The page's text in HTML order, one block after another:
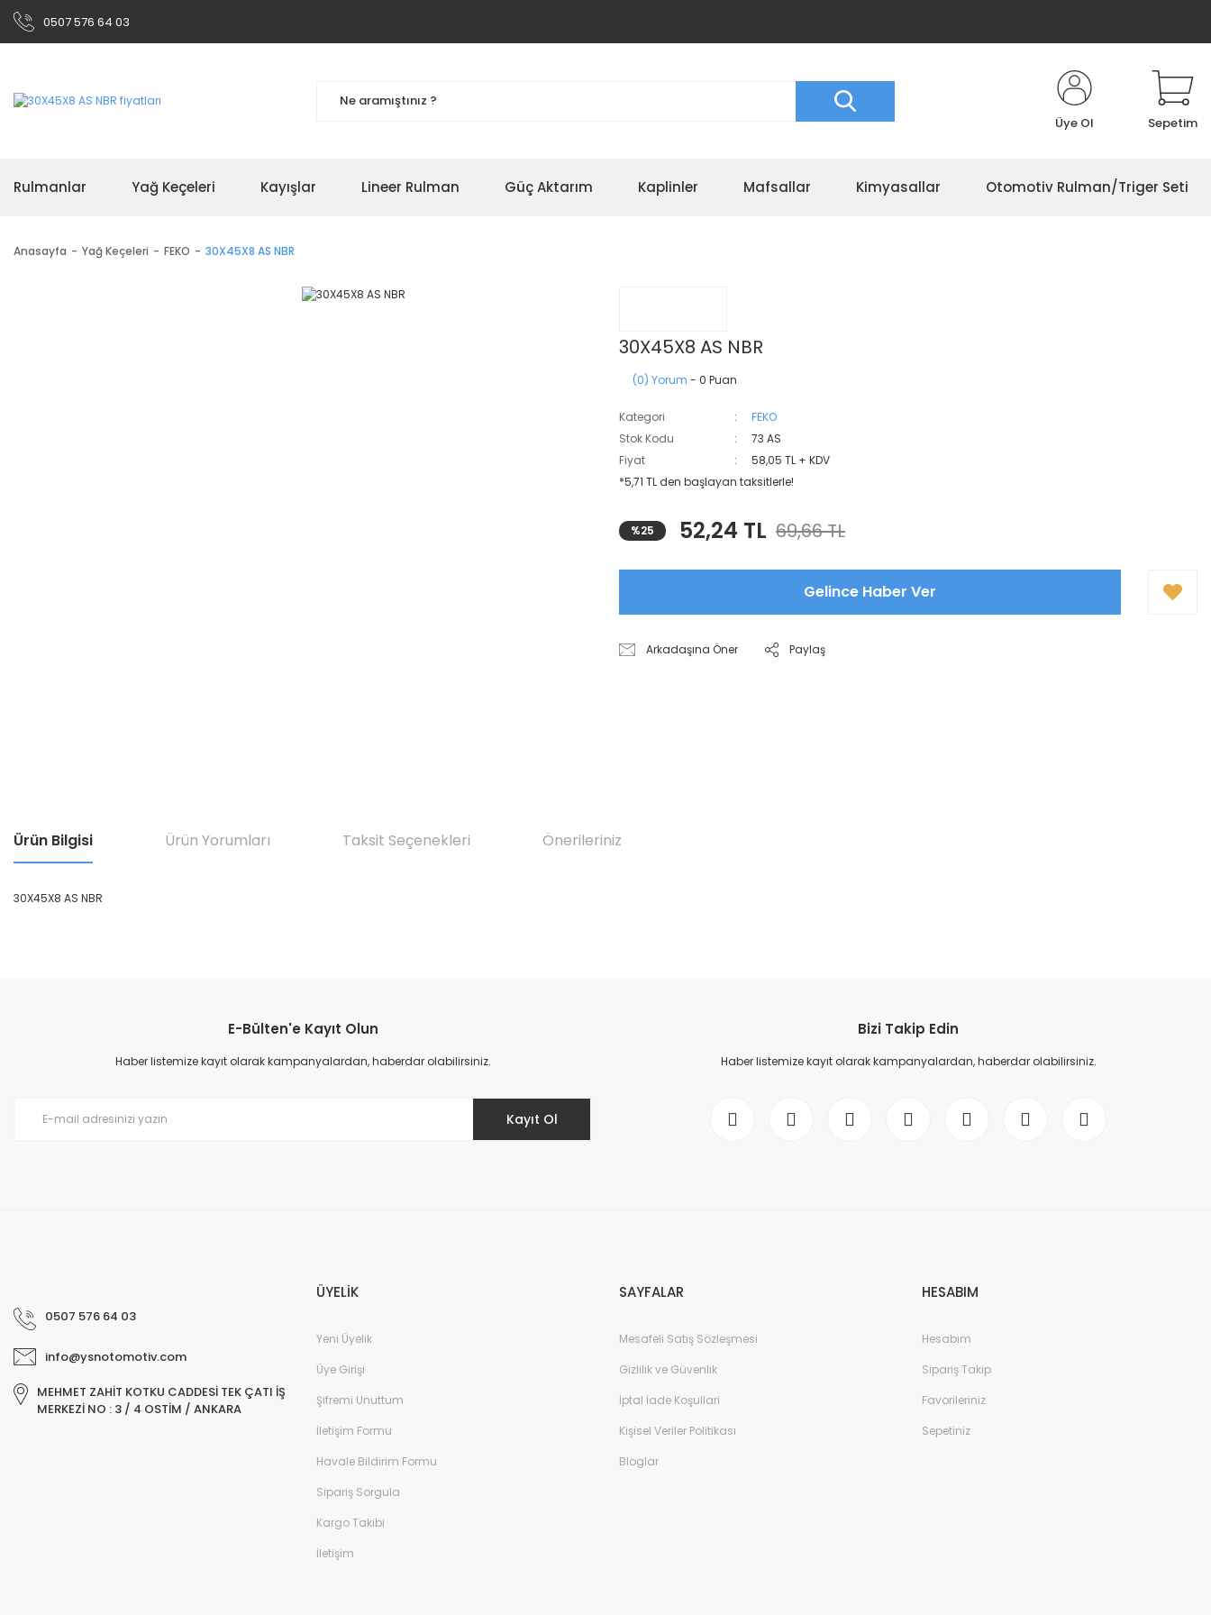
0507 576 64 03
Üye Ol Sepetim
Rulmanlar Yağ Keçeleri Kayışlar Lineer Rulman Güç Aktarım Kaplinler Mafsallar Kimyasallar Otomotiv Rulman/Triger Seti
Anasayfa Yağ Keçeleri FEKO 30X45X8 AS NBR
30X45X8 AS NBR
(0) Yorum - 0 Puan
Kategori
FEKO
Stok Kodu
73 AS
Fiyat
58,05 TL + KDV
*5,71 TL den başlayan taksitlerle!
%25 52,24 TL 69,66 TL
Gelince Haber Ver
Arkadaşına Öner Paylaş
Ürün Bilgisi Ürün Yorumları Taksit Seçenekleri Önerileriniz
30X45X8 AS NBR
Ürün resmi kalitesiz, bozuk veya görüntülenemiyor.
Ürün açıklamasında eksik bilgiler bulunuyor.
E-Bülten'e Kayıt Olun
Haber listemize kayıt olarak kampanyalardan, haberdar olabilirsiniz.
Kayıt Ol
Bizi Takip Edin
Haber listemize kayıt olarak kampanyalardan, haberdar olabilirsiniz.
0507 576 64 03
info@ysnotomotiv.com
MEHMET ZAHİT KOTKU CADDESİ TEK ÇATI İŞ
MERKEZİ NO : 3 / 4 OSTİM / ANKARA
ÜYELİK
Yeni Üyelik
Üye Girişi
Şifremi Unuttum
İletişim Formu
Havale Bildirim Formu
Sipariş Sorgula
Kargo Takibi
İletişim
SAYFALAR
Mesafeli Satış Sözleşmesi
Gizlilik ve Güvenlik
İptal İade Koşullari
Kişisel Veriler Politikası
Bloglar
HESABIM
Hesabım
Sipariş Takip
Favorileriniz
Sepetiniz